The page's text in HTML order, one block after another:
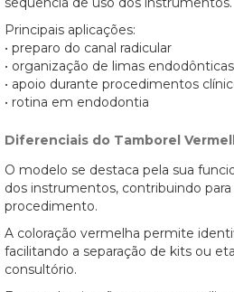
Principais aplicações:
• preparo do canal radicular
• organização de limas endodônticas
• apoio durante procedimentos
• rotina em endodontia
Diferenciais do Tamborel
O modelo se destaca pela sua
dos instrumentos, contribuindo
procedimento.
A coloração vermelha permite
facilitando a separação de kits ou
consultório.